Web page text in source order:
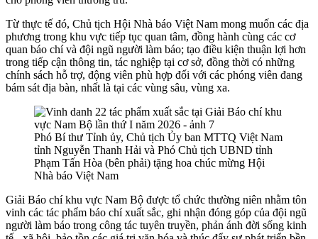
Từ thực tế đó, Chủ tịch Hội Nhà báo Việt Nam mong muốn các địa
phương trong khu vực tiếp tục quan tâm, đồng hành cùng các cơ
quan báo chí và đội ngũ người làm báo; tạo điều kiện thuận lợi hơn
trong tiếp cận thông tin, tác nghiệp tại cơ sở, đồng thời có những
chính sách hỗ trợ, động viên phù hợp đối với các phóng viên đang
bám sát địa bàn, nhất là tại các vùng sâu, vùng xa.
Phó Bí thư Tỉnh ủy, Chủ tịch Ủy ban MTTQ Việt Nam
tỉnh Nguyễn Thanh Hải và Phó Chủ tịch UBND tỉnh
Phạm Tấn Hòa (bên phải) tặng hoa chúc mừng Hội
Nhà báo Việt Nam
Giải Báo chí khu vực Nam Bộ được tổ chức thường niên nhằm tôn
vinh các tác phẩm báo chí xuất sắc, ghi nhận đóng góp của đội ngũ
người làm báo trong công tác tuyên truyền, phản ánh đời sống kinh